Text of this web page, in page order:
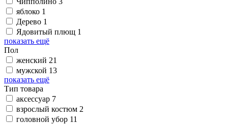
яблоко 1
Дерево 1
Ядовитый плющ 1
показать ещё
Пол
женский 21
мужской 13
показать ещё
Тип товара
аксессуар 7
взрослый костюм 2
головной убор 11